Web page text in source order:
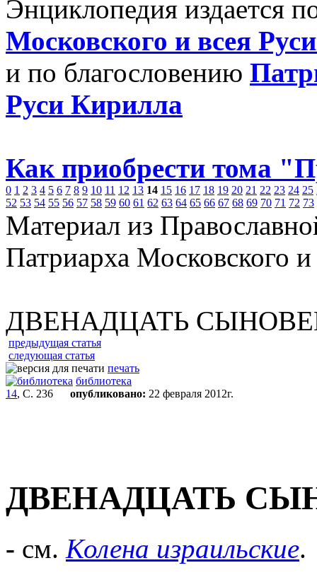
Энциклопедия издается
Московского и всея
и по благословению
Руси Кирилла
Как приобрести тома
0 1 2 3 4 5 6 7 8 9 10 11 12 13 14 15 16 17 18 19 20 21 22 23 24 25
52 53 54 55 56 57 58 59 60 61 62 63 64 65 66 67 68 69 70 71 72 73
Материал из
Патриарха Московского
ДВЕНАДЦАТЬ
предыдущая статья
следующая статья
печать
библиотека
14, С. 236 опубликовано: 22 февраля 2012г.
ДВЕНАДЦАТЬ
- см. Колена израильские.